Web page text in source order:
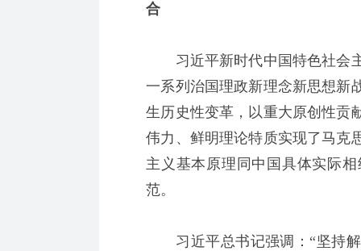
合
习近平新时代中国特色社会主
一系列治国理政新理念新思想新
生历史性变革，以重大原创性贡
伟力、鲜明理论特质实现了马克
主义基本原理同中国具体实际
范。
习近平总书记强调：“坚持解